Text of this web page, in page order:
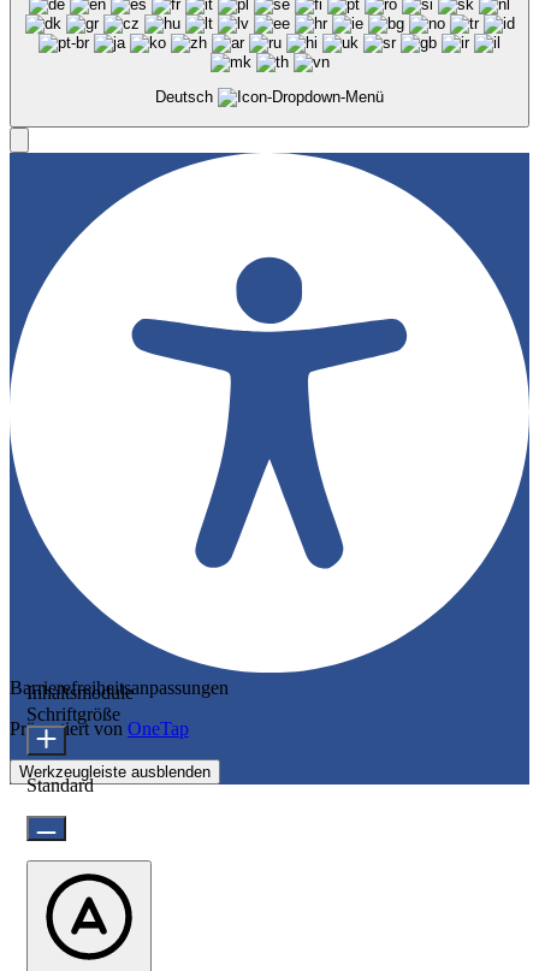
Deutsch
Barrierefreiheitsanpassungen
Präsentiert von OneTap
Werkzeugleiste ausblenden
Inhaltsmodule
Schriftgröße
Standard